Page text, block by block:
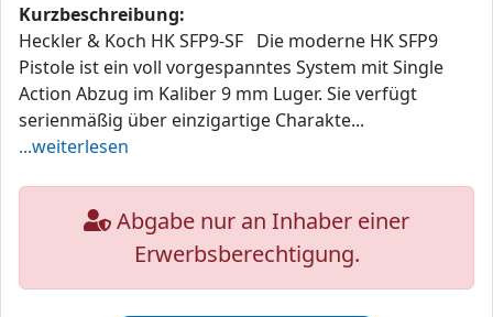
Kurzbeschreibung:
Heckler & Koch HK SFP9-SF Die moderne HK SFP9
Pistole ist ein voll vorgespanntes System mit Single
Action Abzug im Kaliber 9 mm Luger. Sie verfügt
serienmäßig über einzigartige Charakte...
...weiterlesen
Abgabe nur an Inhaber einer
Erwerbsberechtigung.